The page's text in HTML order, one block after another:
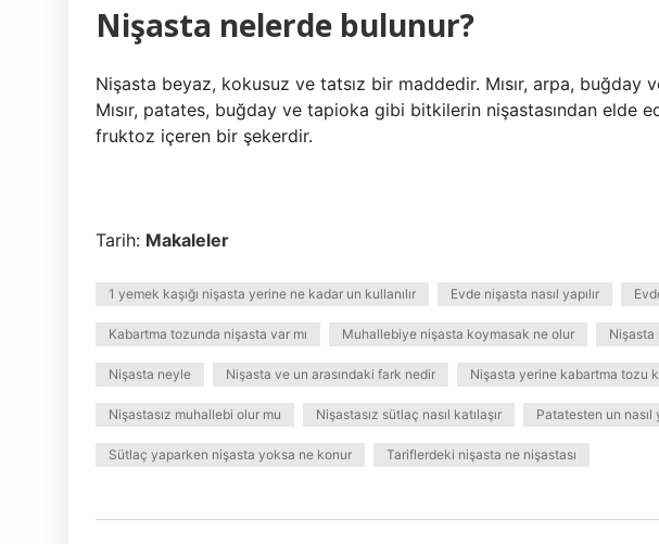
Nişasta nelerde bulunur?
Nişasta beyaz, kokusuz ve tatsız bir maddedir. Mısır, arpa,
Mısır, patates, buğday ve tapioka gibi bitkilerin nişastasından elde
fruktoz içeren bir şekerdir.
Tarih: Makaleler
1 yemek kaşığı nişasta yerine ne kadar un kullanılır Evde nişasta nasıl yapılır
Kabartma tozunda nişasta var mı Muhallebiye nişasta koymasak ne olur Nişasta
Nişasta neyle Nişasta ve un arasındaki fark nedir Nişasta yerine kabartma tozu
Nişastasız muhallebi olur mu Nişastasız sütlaç nasıl katılaşır Patatesten un nasıl
Sütlaç yaparken nişasta yoksa ne konur Tariflerdeki nişasta ne nişastası